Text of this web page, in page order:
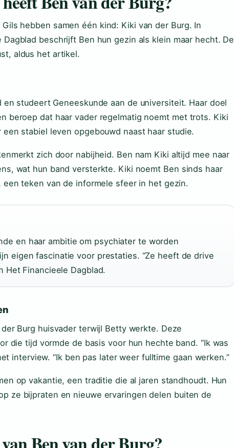
hebben samen één kind: Kiki van der Burg. In
beschrijft Ben hun gezin als klein maar hecht. De
aldus het artikel.
en studeert Geneeskunde aan de universiteit. Haar doel
beroep dat haar vader regelmatig noemt met trots. Kiki
stabiel leven opgebouwd naast haar studie.
zich door nabijheid. Ben nam Kiki altijd mee naar
wat hun band versterkte. Kiki noemt Ben sinds haar
een teken van de informele sfeer in het gezin.
en haar ambitie om psychiater te worden
eigen fascinatie voor prestaties. “Ze heeft de drive
Het Financieele Dagblad.
Burg huisvader terwijl Betty werkte. Deze
die tijd vormde de basis voor hun hechte band. “Ik was
interview. “Ik ben pas later weer fulltime gaan werken.”
op vakantie, een traditie die al jaren standhoudt. Hun
ze bijpraten en nieuwe ervaringen delen buiten de